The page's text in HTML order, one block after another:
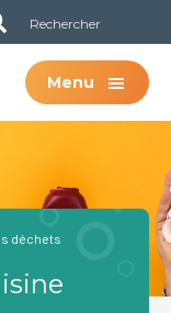
Menu
déchets